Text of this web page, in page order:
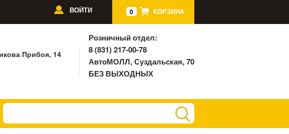
0 КОРЗИНА
ВОЙТИ
Прибоя, 14
Розничный отдел:
8 (831) 217-00-78
АвтоМОЛЛ, Суздальская, 70
БЕЗ ВЫХОДНЫХ